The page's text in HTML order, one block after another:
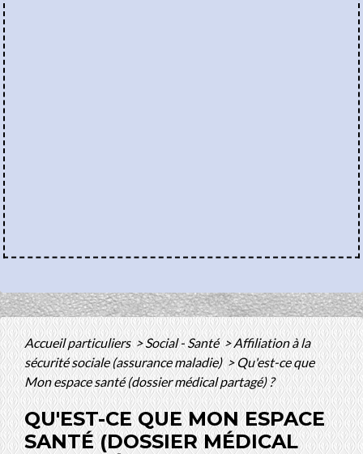
Accueil particuliers>Social - Santé>Affiliation à la
sécurité sociale (assurance maladie)>Qu'est-ce que
Mon espace santé (dossier médical partagé) ?
QU'EST-CE QUE MON ESPACE
SANTÉ (DOSSIER MÉDICAL